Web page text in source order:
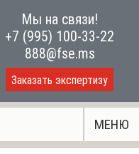
Мы на связи!
+7 (995) 100-33-22
888@fse.ms
Заказать экспертизу
МЕНЮ